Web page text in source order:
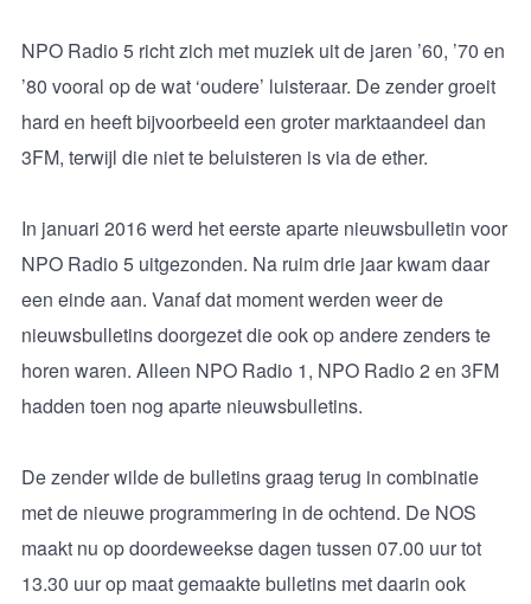
NPO Radio 5 richt zich met muziek uit de jaren ’60, ’70 en
’80 vooral op de wat ‘oudere’ luisteraar. De zender groeit
hard en heeft bijvoorbeeld een groter marktaandeel dan
3FM, terwijl die niet te beluisteren is via de ether.
In januari 2016 werd het eerste aparte nieuwsbulletin voor
NPO Radio 5 uitgezonden. Na ruim drie jaar kwam daar
een einde aan. Vanaf dat moment werden weer de
nieuwsbulletins doorgezet die ook op andere zenders te
horen waren. Alleen NPO Radio 1, NPO Radio 2 en 3FM
hadden toen nog aparte nieuwsbulletins.
De zender wilde de bulletins graag terug in combinatie
met de nieuwe programmering in de ochtend. De NOS
maakt nu op doordeweekse dagen tussen 07.00 uur tot
13.30 uur op maat gemaakte bulletins met daarin ook